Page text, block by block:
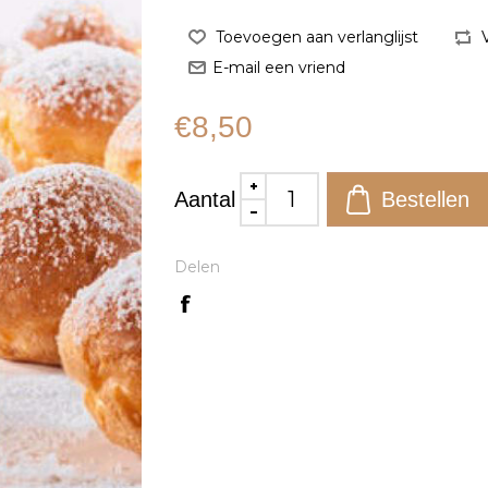
€8,50
Aantal
Delen
bekijken